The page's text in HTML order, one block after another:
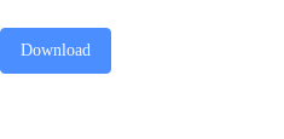
Download